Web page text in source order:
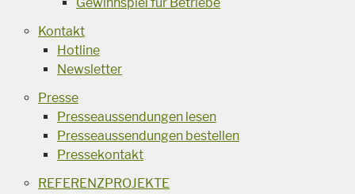
Kontakt
Hotline
Newsletter
Presse
Presseaussendungen lesen
Presseaussendungen bestellen
Pressekontakt
REFERENZPROJEKTE